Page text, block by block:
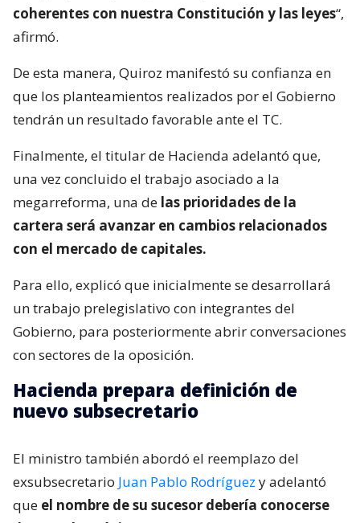
coherentes con nuestra Constitución y las leyes“,
afirmó.
De esta manera, Quiroz manifestó su confianza en
que los planteamientos realizados por el Gobierno
tendrán un resultado favorable ante el TC.
Finalmente, el titular de Hacienda adelantó que,
una vez concluido el trabajo asociado a la
megarreforma, una de las prioridades de la
cartera será avanzar en cambios relacionados
con el mercado de capitales.
Para ello, explicó que inicialmente se desarrollará
un trabajo prelegislativo con integrantes del
Gobierno, para posteriormente abrir conversaciones
con sectores de la oposición.
Hacienda prepara definición de
nuevo subsecretario
El ministro también abordó el reemplazo del
exsubsecretario Juan Pablo Rodríguez y adelantó
que el nombre de su sucesor debería conocerse